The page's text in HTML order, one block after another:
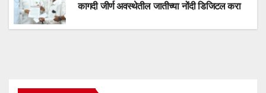
कागदी जीर्ण अवस्थेतील जातीच्या नोंदी डिजिटल करा